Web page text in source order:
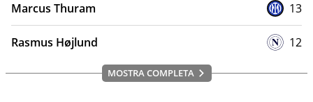
Marcus Thuram 13
Rasmus Højlund 12
MOSTRA COMPLETA